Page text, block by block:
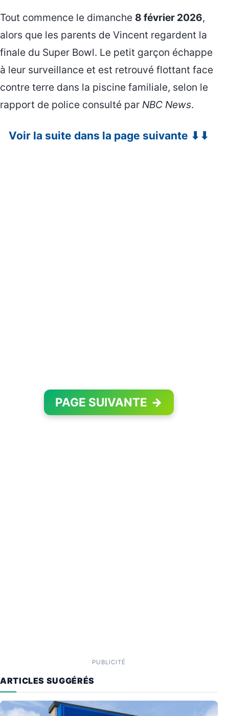
Tout commence le dimanche 8 février 2026,
alors que les parents de Vincent regardent la
finale du Super Bowl. Le petit garçon échappe
à leur surveillance et est retrouvé flottant face
contre terre dans la piscine familiale, selon le
rapport de police consulté par NBC News.
Voir la suite dans la page suivante ⬇⬇
PAGE SUIVANTE →
PUBLICITÉ
ARTICLES SUGGÉRÉS